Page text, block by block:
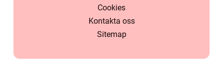
Cookies
Kontakta oss
Sitemap